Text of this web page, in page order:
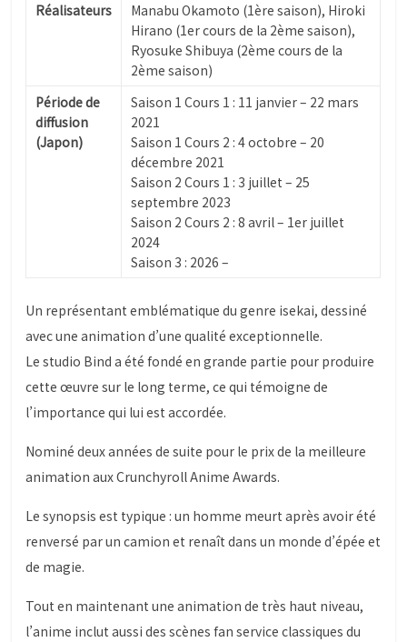
Réalisateurs
Manabu Okamoto (1ère saison), Hiroki
Hirano (1er cours de la 2ème saison),
Ryosuke Shibuya (2ème cours de la
2ème saison)
Période de
diffusion
(Japon)
Saison 1 Cours 1 : 11 janvier – 22 mars
2021
Saison 1 Cours 2 : 4 octobre – 20
décembre 2021
Saison 2 Cours 1 : 3 juillet – 25
septembre 2023
Saison 2 Cours 2 : 8 avril – 1er juillet
2024
Saison 3 : 2026 –
Un représentant emblématique du genre isekai, dessiné
avec une animation d’une qualité exceptionnelle.
Le studio Bind a été fondé en grande partie pour produire
cette œuvre sur le long terme, ce qui témoigne de
l’importance qui lui est accordée.
Nominé deux années de suite pour le prix de la meilleure
animation aux Crunchyroll Anime Awards.
Le synopsis est typique : un homme meurt après avoir été
renversé par un camion et renaît dans un monde d’épée et
de magie.
Tout en maintenant une animation de très haut niveau,
l’anime inclut aussi des scènes fan service classiques du